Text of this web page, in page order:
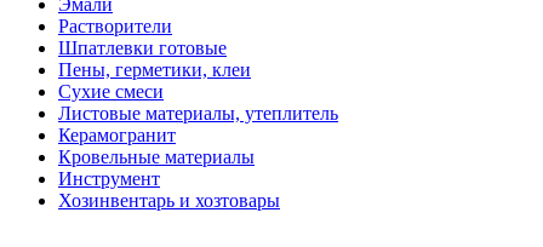
Растворители
Шпатлевки готовые
Пены, герметики, клеи
Сухие смеси
Листовые материалы, утеплитель
Керамогранит
Кровельные материалы
Инструмент
Хозинвентарь и хозтовары